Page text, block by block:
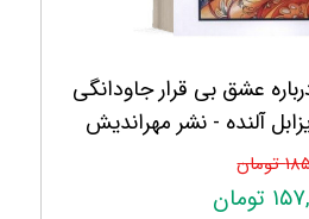
عشق بی قرار جاودانگی
آلنده - نشر مهراندیش
تومان